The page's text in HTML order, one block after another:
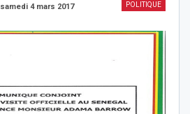
POLITIQUE
samedi 4 mars 2017